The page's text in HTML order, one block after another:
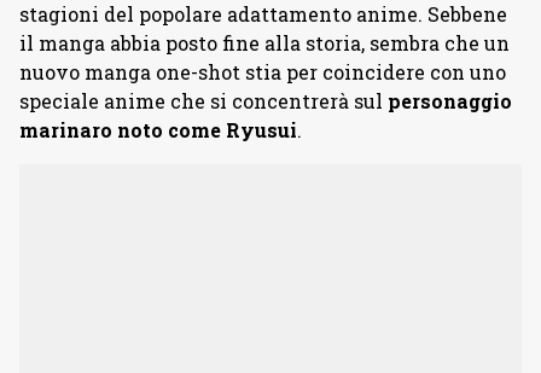
stagioni del popolare adattamento anime. Sebbene
il manga abbia posto fine alla storia, sembra che un
nuovo manga one-shot stia per coincidere con uno
speciale anime che si concentrerà sul personaggio
marinaro noto come Ryusui.